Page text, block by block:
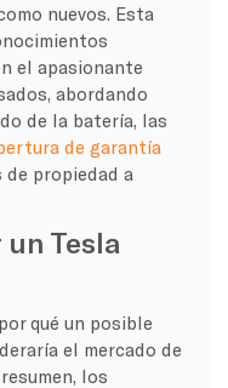
nuevos. Esta
el apasionante
abordando
de la batería, las
de garantía
propiedad a
Tesla
qué un posible
el mercado de
los